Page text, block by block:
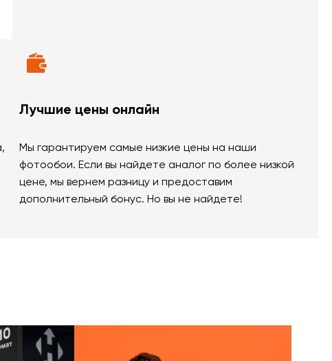
Лучшие цены онлайн
Мы гарантируем самые низкие цены на наши
фотообои. Если вы найдете аналог по более низкой
цене, мы вернем разницу и предоставим
дополнительный бонус. Но вы не найдете!